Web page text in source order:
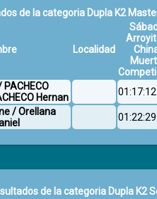
de la categoria Dupla K2
Localidad
Hernan
/ Orellana
de la categoria Dupla K2